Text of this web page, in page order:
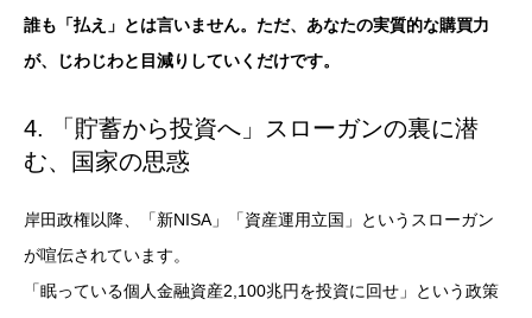
誰も「払え」とは言いません。ただ、あなたの実質的な購買力
が、じわじわと目減りしていくだけです。
4. 「貯蓄から投資へ」スローガンの裏に潜
む、国家の思惑
岸田政権以降、「新NISA 」「資産運用立国」というスローガン
が喧伝されています。
「眠っている個人金融資産2,100兆円を投資に回せ」という政策